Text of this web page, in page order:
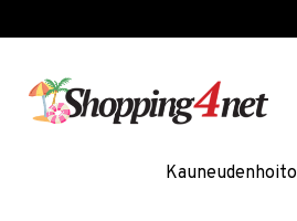
Kauneudenhoito